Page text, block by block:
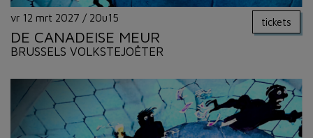
vr 12 mrt 2027 / 20u15 tickets
DE CANADEISE MEUR
BRUSSELS VOLKSTEJOÊTER